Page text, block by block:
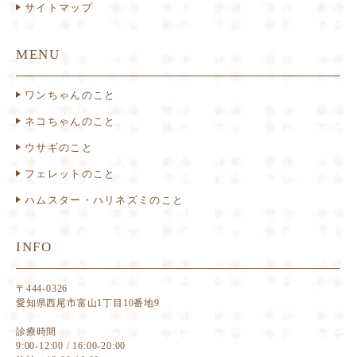
サイトマップ
MENU
ワンちゃんのこと
ネコちゃんのこと
ウサギのこと
フェレットのこと
ハムスター・ハリネズミのこと
INFO
〒444-0326
愛知県西尾市富山1丁目10番地9
診療時間
9:00-12:00 / 16:00-20:00